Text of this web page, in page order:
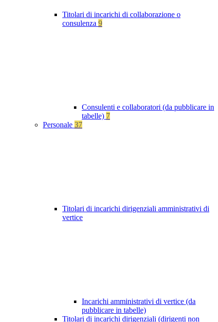
Titolari di incarichi di collaborazione o
consulenza 9
Consulenti e collaboratori (da pubblicare in
tabelle) 7
Personale 37
Titolari di incarichi dirigenziali amministrativi di
vertice
Incarichi amministrativi di vertice (da
pubblicare in tabelle)
Titolari di incarichi dirigenziali (dirigenti non